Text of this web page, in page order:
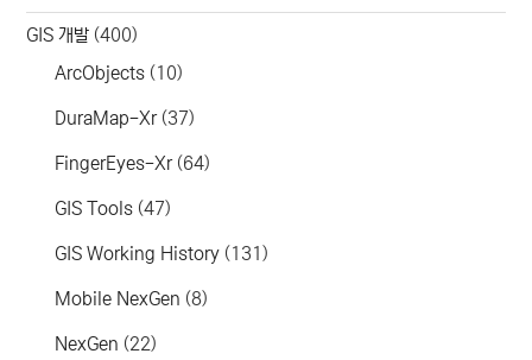
GIS 개발 (400)
ArcObjects (10)
DuraMap-Xr(37)
FingerEyes-Xr(64)
GIS Tools (47)
GIS Working History (131)
Mobile NexGen (8)
NexGen (22)